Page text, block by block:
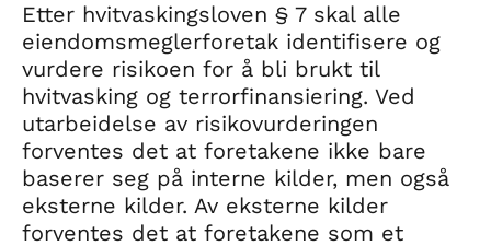
Etter hvitvaskingsloven § 7 skal alle
eiendomsmeglerforetak identifisere og
vurdere risikoen for å bli brukt til
hvitvasking og terrorfinansiering. Ved
utarbeidelse av risikovurderingen
forventes det at foretakene ikke bare
baserer seg på interne kilder, men også
eksterne kilder. Av eksterne kilder
forventes det at foretakene som et